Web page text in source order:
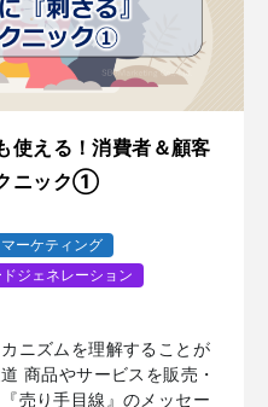
使える！消費者＆顧客
ニック①
マーケティング
ドジェネレーション
ニズムを理解することが
商品やサービスを販売・
売り手目線』のメッセー